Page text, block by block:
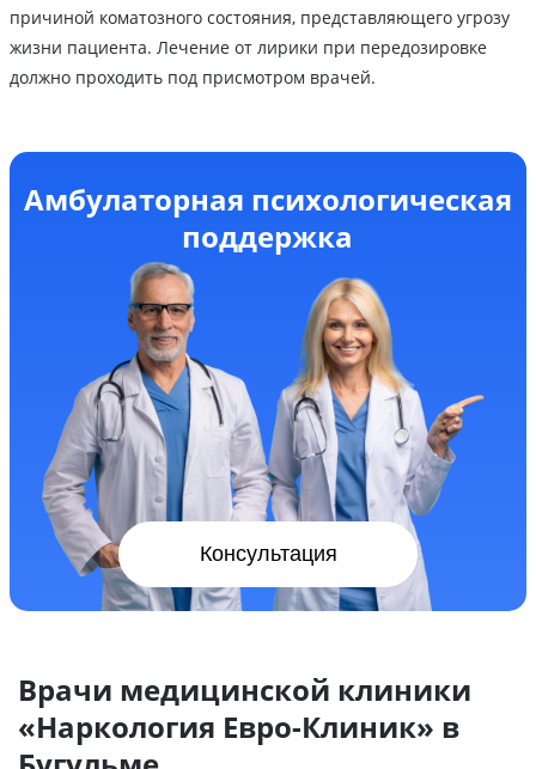
причиной коматозного состояния, представляющего угрозу
жизни пациента. Лечение от лирики при передозировке
должно проходить под присмотром врачей.
Амбулаторная психологическая
поддержка
Консультация
Врачи медицинской клиники
«Наркология Евро-Клиник» в